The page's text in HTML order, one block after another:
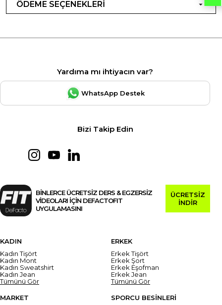
ÖDEME SEÇENEKLERİ
Yardıma mı ihtiyacın var?
WhatsApp Destek
Bizi Takip Edin
BİNLERCE ÜCRETSİZ DERS & EGZERSİZ
VİDEOLARI İÇİN DEFACTOFIT
UYGULAMASINI
ÜCRETSİZ
İNDİR
KADIN
Kadın Tişört
Kadın Mont
Kadın Sweatshirt
Kadın Jean
Tümünü Gör
ERKEK
Erkek Tişört
Erkek Şort
Erkek Eşofman
Erkek Jean
Tümünü Gör
MARKET
SPORCU BESİNLERİ